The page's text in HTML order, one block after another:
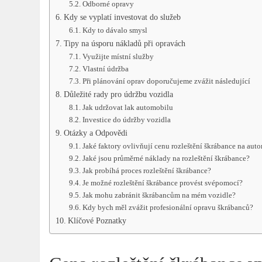
Odborné opravy
Kdy se vyplatí investovat do služeb
Kdy to dávalo smysl
Tipy na úsporu nákladů při opravách
Využijte místní služby
Vlastní údržba
Při plánování oprav doporučujeme zvážit následující
Důležité rady pro údržbu vozidla
Jak udržovat lak automobilu
Investice do údržby vozidla
Otázky a Odpovědi
Jaké faktory ovlivňují cenu rozleštění škrábance na
Jaké jsou průměrné náklady na rozleštění škrábance?
Jak probíhá proces rozleštění škrábance?
Je možné rozleštění škrábance provést svépomocí?
Jak mohu zabránit škrábancům na mém vozidle?
Kdy bych měl zvážit profesionální opravu škrábanců?
Klíčové Poznatky